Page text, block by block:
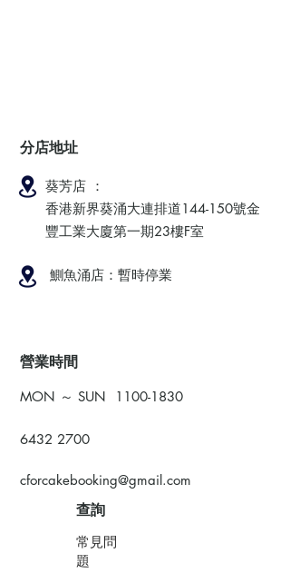
分店地址
葵芳店 ：
香港新界葵涌大連排道144-150號金
豐工業大廈第一期23樓F室
鰂魚涌店：暫時停業
​營業時間
MON ～ SUN 1100-1830
6432 2700
cforcakebooking@gmail.com
查詢
常見問
題